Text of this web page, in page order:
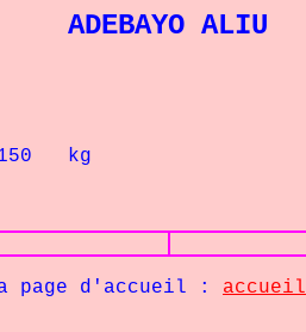
ADEBAYO ALIU
kg
d'accueil : accueil